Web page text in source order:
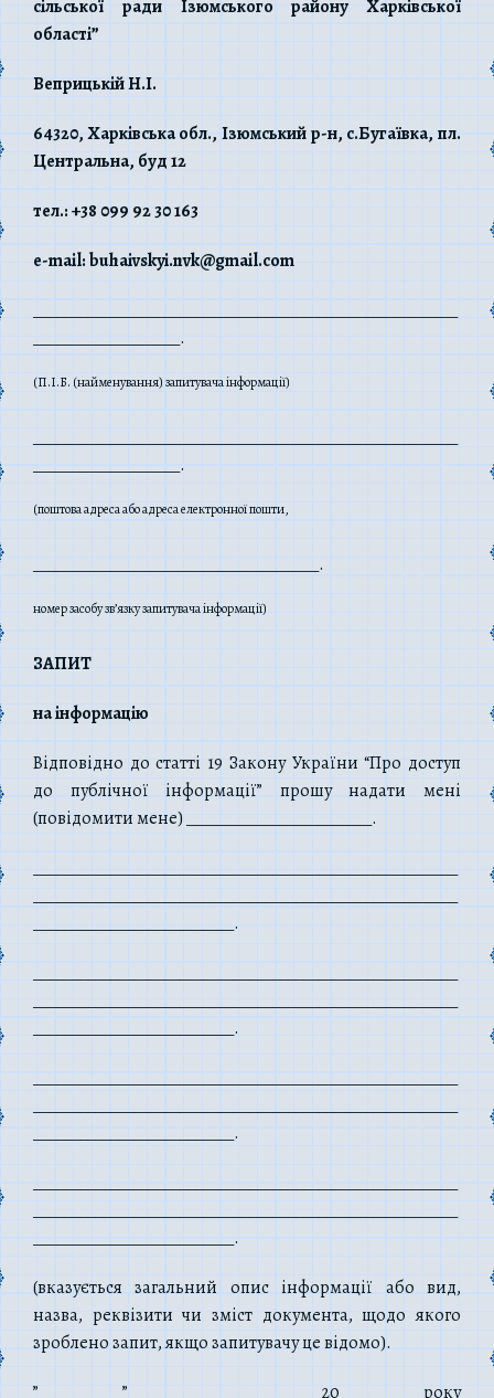
сільської ради Ізюмського району Харківської
області”
Веприцькій Н.І.
64320, Харківська обл., Ізюмський р-н,с.Бугаївка,пл.
Центральна, буд12
тел.: +38 099 92 30 163
e-mail:buhaivskyi.nvk@gmail.com
___________________.
(П.І.Б. (найменування) запитувача інформації)
___________________.
(поштова адреса або адреса електронної пошти,
_____________________________________.
номер засобу зв’язку запитувача інформації)
ЗАПИТ
на інформацію
Відповідно до статті 19 Закону України “Про доступ
до публічної інформації” прошу надати мені
(повідомити мене) ________________________.
__________________________.
__________________________.
__________________________.
__________________________.
(вказується загальний опис інформації або вид,
назва, реквізити чи зміст документа, щодо якого
зроблено запит, якщо запитувачу це відомо).
” __ ” ________________ 20 __ року